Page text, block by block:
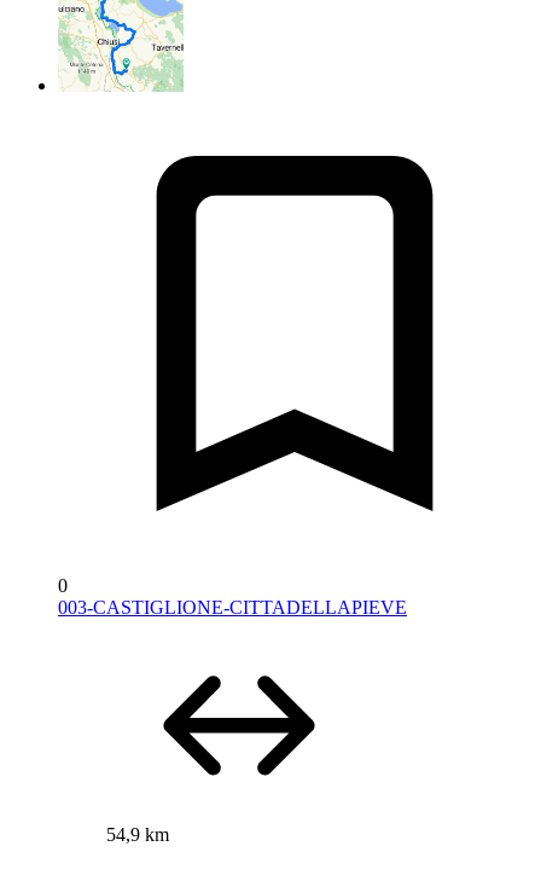
0
003-CASTIGLIONE-CITTADELLAPIEVE
54,9 km